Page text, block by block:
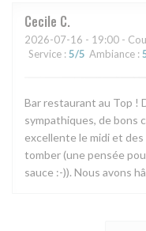
Cecile C
2026-07-16 - 19:00 -
Service : 5/5 Ambiance :
Bar restaurant au Top !
sympathiques, de bons
excellente le midi et
tomber (une pensée
sauce :-)). Nous avons